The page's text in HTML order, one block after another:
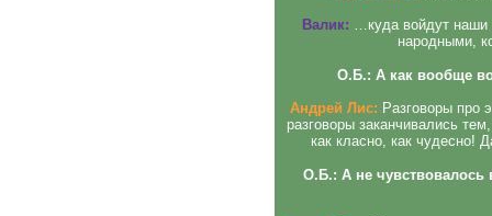
Валик: …куда войдут наши
народными,
О.Б.: А как вообще
Андрей Лис: Разговоры про
разговоры заканчивались
как класно, как чудесно!
О.Б.: А не чувствовалось